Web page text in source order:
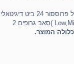
הסדרה החדשה ,16 ערוצים, בעל 4 כניסות מיקרופון ובעל פרוססור 24 ביט דיגיטאלי
סטריאו לאפקטים (99 במספר). אקולייזר מלא Low,Mid,High) 2 )סאב גרופים 2
.